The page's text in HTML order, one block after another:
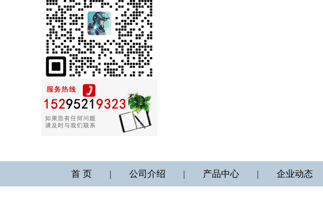
首 页 | 公司介绍 | 产品中心 | 企业动态